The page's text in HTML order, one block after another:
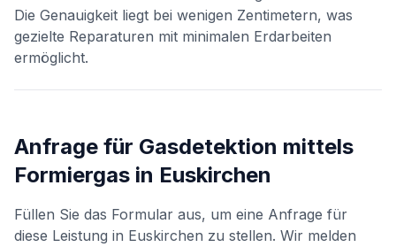
Die Genauigkeit liegt bei wenigen Zentimetern, was
gezielte Reparaturen mit minimalen Erdarbeiten
ermöglicht.
Anfrage für Gasdetektion mittels
Formiergas in Euskirchen
Füllen Sie das Formular aus, um eine Anfrage für
diese Leistung in Euskirchen zu stellen. Wir melden